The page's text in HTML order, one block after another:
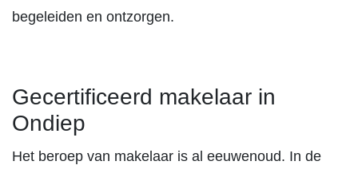
begeleiden en ontzorgen.
Gecertificeerd makelaar in
Ondiep
Het beroep van makelaar is al eeuwenoud. In de